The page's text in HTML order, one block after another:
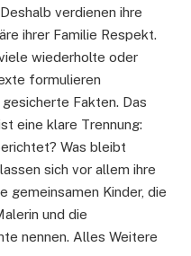
verdienen ihre
ihrer Familie Respekt.
wiederholte oder
formulieren
Fakten. Das
eine klare Trennung:
Was bleibt
sich vor allem ihre
gemeinsamen Kinder, die
und die
nennen. Alles Weitere